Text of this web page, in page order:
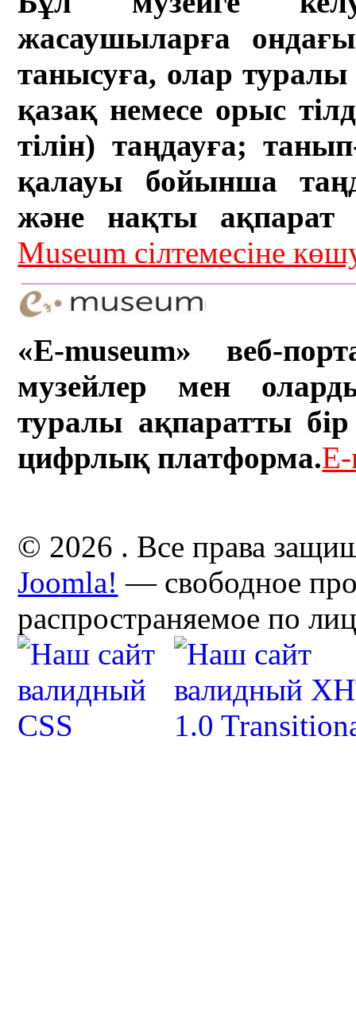
жасаушыларға
танысуға, олар туралы
қазақ немесе орыс
тілін) таңдауға;
қалауы бойынша
және нақты ақпарат
Museum сілтемесіне
«E-museum» веб-
музейлер мен
туралы ақпаратты бір
цифрлық платформа.
© 2026 . Все права
Joomla! — свободное
распространяемое по